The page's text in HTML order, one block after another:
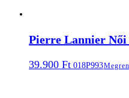
Pierre Lannier
39.900 Ft 018P993